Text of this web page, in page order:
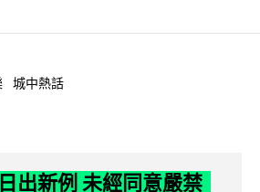
城中熱話
出新例 未經同意嚴禁